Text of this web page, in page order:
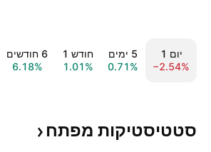
יום ‎1‎
−2.54%
‎5‎ ימים
0.71%
חודש ‎1‎
1.01%
‎6‎ חודשים
6.18%
סטטיסטיקות מפתח